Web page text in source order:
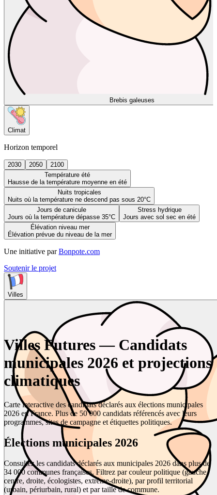
Brebis galeuses
Climat
Horizon temporel
2030 2050
2100
Température été
Hausse de la température moyenne en été
Nuits tropicales
Nuits où la température ne descend pas sous 20°C
Jours de canicule
Jours où la température dépasse 35°C
Stress hydrique
Jours avec sol sec en été
Élévation niveau mer
Élévation prévue du niveau de la mer
Une initiative par Bonpote.com
Soutenir le projet
Villes
Villes Futures — Candidats
municipales 2026 et projections
climatiques
Carte interactive des candidats déclarés aux élections municipales
2026 en France. Plus de 50 000 candidats référencés avec leurs
programmes, sites de campagne et étiquettes politiques.
Élections municipales 2026
Consultez les candidats déclarés aux municipales 2026 dans plus de
34 000 communes françaises. Filtrez par couleur politique (gauche,
centre, droite, écologistes, extrême-droite), par profil territorial
(urbain, périurbain, rural) et par taille de commune.